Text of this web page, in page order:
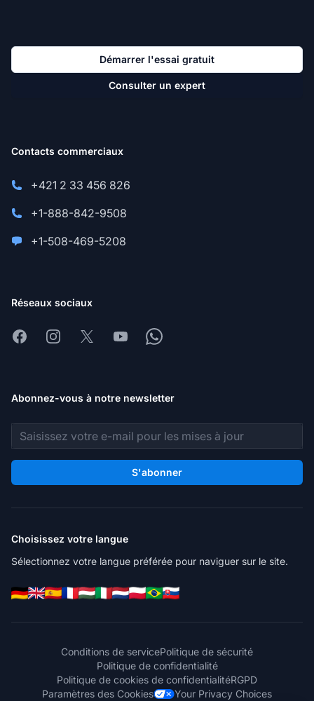
Démarrer l'essai gratuit
Consulter un expert
Contacts commerciaux
+421 2 33 456 826
+1-888-842-9508
+1-508-469-5208
Réseaux sociaux
FacebookInstagram
X YoutubeWhatsapp
Abonnez-vous à notre newsletter
Adresse e-mail
S'abonner
Choisissez votre langue
Sélectionnez votre langue préférée pour naviguer sur le site.
Conditions de servicePolitique de sécurité
Politique de confidentialité
Politique de cookies de confidentialitéRGPD
Paramètres des Cookies
Your Privacy Choices